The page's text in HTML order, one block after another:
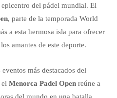
del pádel mundial. El
, parte de la temporada World
a esta hermosa isla para ofrecer
amantes de este deporte.
más destacados del
elMenorca Padel Open reúne a